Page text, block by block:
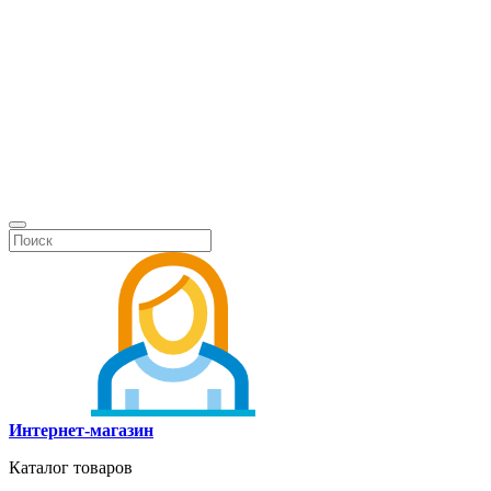
Интернет-магазин
Каталог товаров